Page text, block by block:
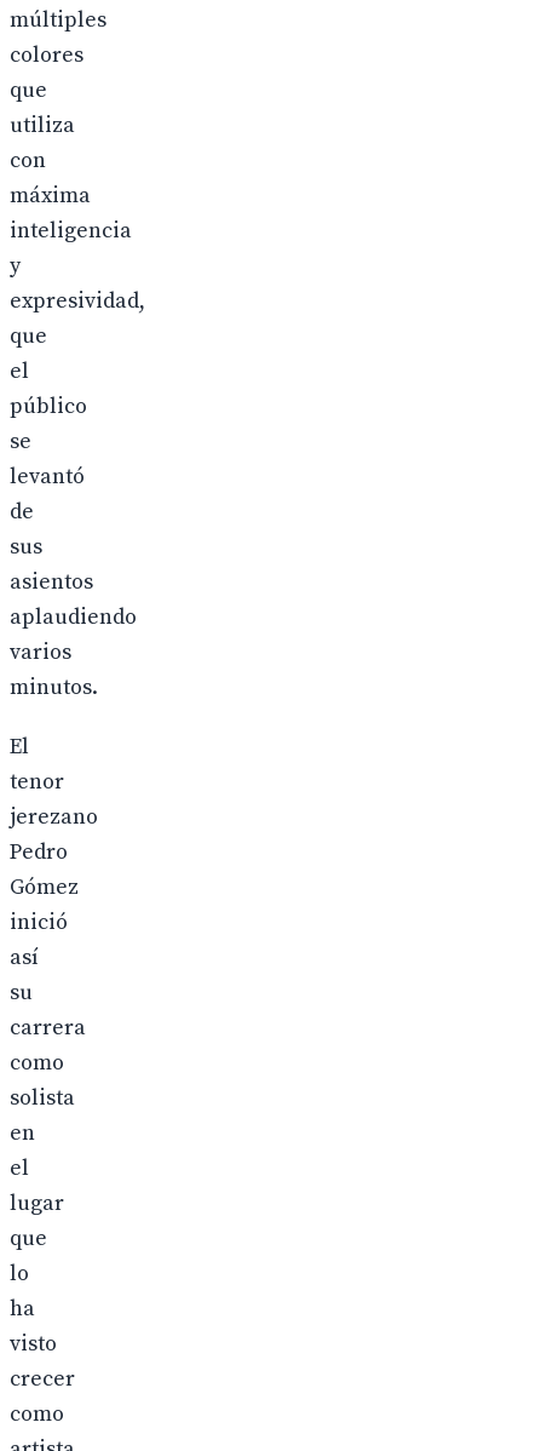
múltiples
colores
que
utiliza
con
máxima
inteligencia
y
expresividad,
que
el
público
se
levantó
de
sus
asientos
aplaudiendo
varios
minutos.
El
tenor
jerezano
Pedro
Gómez
inició
así
su
carrera
como
solista
en
el
lugar
que
lo
ha
visto
crecer
como